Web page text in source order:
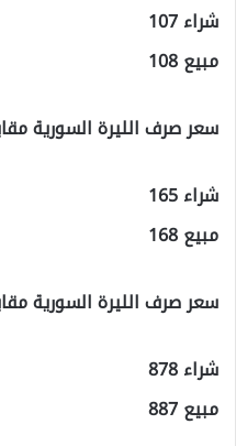
شراء 107
مبيع 108
سعر صرف الليرة السورية
شراء 165
مبيع 168
سعر صرف الليرة السورية
شراء 878
مبيع 887